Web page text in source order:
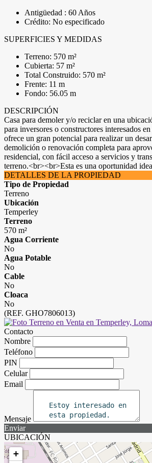
Antigüedad : 60 Años
Crédito: No especificado
SUPERFICIES Y MEDIDAS
Terreno: 570 m²
Cubierta: 57 m²
Total Construido: 570 m²
Frente: 11 m
Fondo: 56.05 m
DESCRIPCIÓN
Casa para demoler y/o reciclar en una
para inversores o constructores interesados
ofrece un gran potencial para realizar un
demolición o renovación completa para
residencial, con fácil acceso a servicios y
terreno.<br><br>Esta es una oportunidad
DETALLES DE LA PROPIEDAD
Tipo de Propiedad
Terreno
Ubicación
Temperley
Terreno
570 m²
Agua Corriente
No
Agua Potable
No
Cable
No
Cloaca
No
(REF. GHO7806013)
Contacto
Nombre
Teléfono
PIN
Celular
Email
Mensaje
Enviar
UBICACIÓN
+